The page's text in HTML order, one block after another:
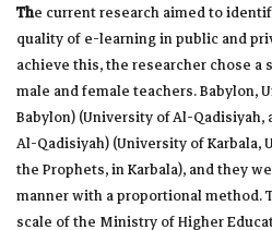
The current research aimed to
quality of e-learning in public and
achieve this, the researcher chose a
male and female teachers. Babylon,
Babylon) (University of Al-
Al-Qadisiyah) (University of
the Prophets, in Karbala), and they
manner with a proportional method.
scale of the Ministry of Higher